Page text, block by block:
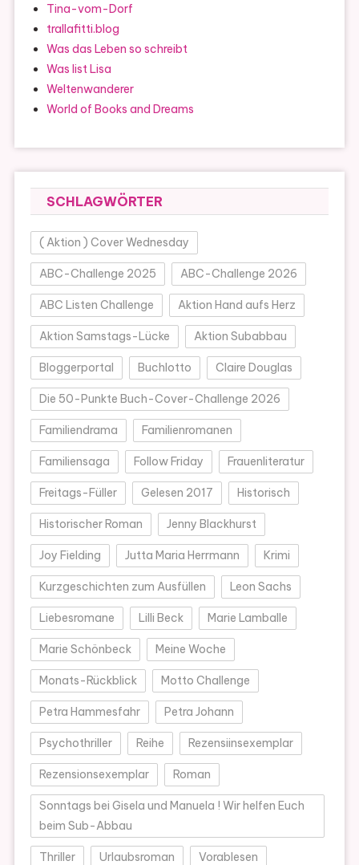
Tina-vom-Dorf
trallafitti.blog
Was das Leben so schreibt
Was list Lisa
Weltenwanderer
World of Books and Dreams
SCHLAGWÖRTER
( Aktion ) Cover Wednesday
ABC-Challenge 2025 ABC-Challenge 2026
ABC Listen Challenge Aktion Hand aufs Herz
Aktion Samstags-Lücke Aktion Subabbau
Bloggerportal Buchlotto Claire Douglas
Die 50-Punkte Buch-Cover-Challenge 2026
Familiendrama Familienromanen
Familiensaga Follow Friday Frauenliteratur
Freitags-Füller Gelesen 2017 Historisch
Historischer Roman Jenny Blackhurst
Joy Fielding Jutta Maria Herrmann Krimi
Kurzgeschichten zum Ausfüllen Leon Sachs
Liebesromane Lilli Beck Marie Lamballe
Marie Schönbeck Meine Woche
Monats-Rückblick Motto Challenge
Petra Hammesfahr Petra Johann
Psychothriller Reihe Rezensiinsexemplar
Rezensionsexemplar Roman
Sonntags bei Gisela und Manuela ! Wir helfen Euch
beim Sub-Abbau
Thriller Urlaubsroman Vorablesen